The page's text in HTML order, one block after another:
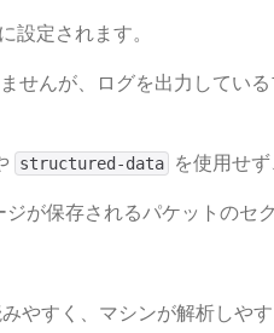
​ に設定されます。
ませんが、ログを出力してい
structured-data
を使用せ
ジが保存されるパケットのセ
やすく、マシンが解析しや